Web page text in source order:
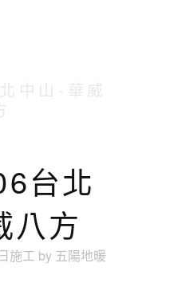
台北
八方
施工 by 五陽地暖